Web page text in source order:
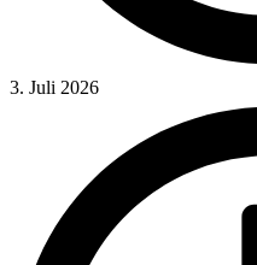
3. Juli 2026